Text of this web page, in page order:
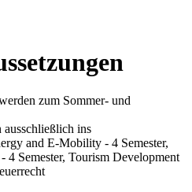
zum Sommer- und
ins
and E-Mobility - 4 Semester,
4 Semester, Tourism Development